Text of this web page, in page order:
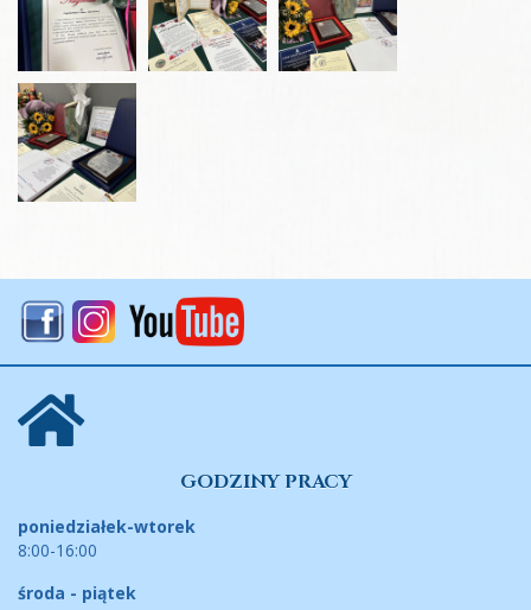
GODZINY PRACY
poniedziałek-wtorek
8:00-16:00
środa - piątek